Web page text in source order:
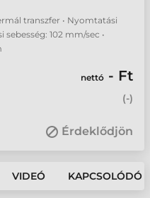
transzfer • Nyomtatási
102 mm/sec •
nettó - Ft
(-)
Érdeklődjön
VIDEÓ KAPCSOLÓDÓ